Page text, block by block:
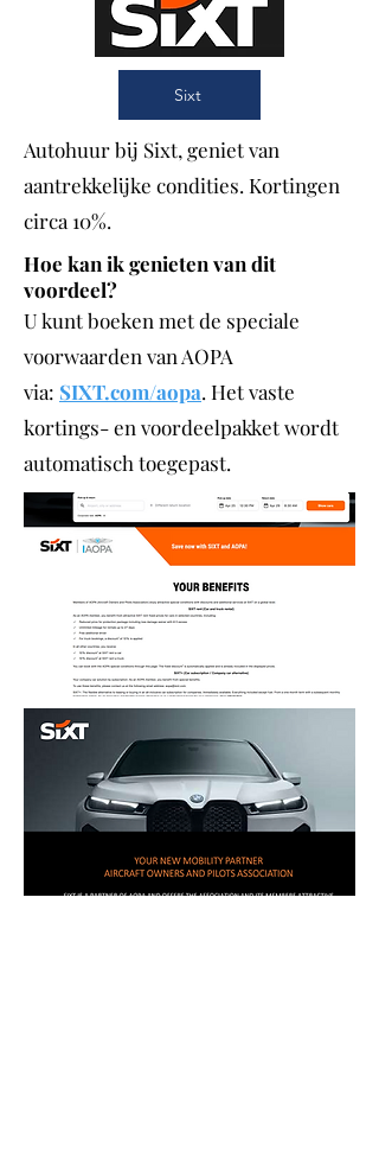
Sixt
Autohuur bij Sixt, geniet van
aantrekkelijke condities. Kortingen
circa 10%.
Hoe kan ik genieten van dit
voordeel?
U kunt boeken met de speciale
voorwaarden van AOPA
via: SIXT.com/aopa. Het vaste
kortings- en voordeelpakket wordt
automatisch toegepast.